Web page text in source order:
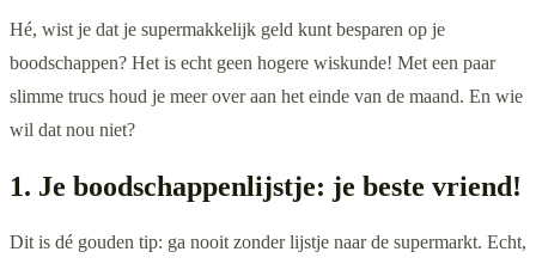
Hé, wist je dat je supermakkelijk geld kunt besparen op je
boodschappen? Het is echt geen hogere wiskunde! Met een paar
slimme trucs houd je meer over aan het einde van de maand. En wie
wil dat nou niet?
1. Je boodschappenlijstje: je beste vriend!
Dit is dé gouden tip: ga nooit zonder lijstje naar de supermarkt. Echt,